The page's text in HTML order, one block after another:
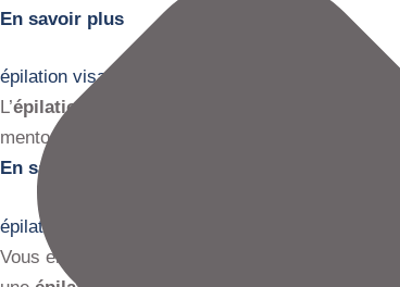
En savoir plus
épilation visage
L’épilation du visage
est une solution de plus
menton, des joues, de la lèvre supérieure ou de
En savoir plus
épilation corps
Vous en avez assez de vous épiler sans cesse